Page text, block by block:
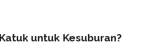
untuk Kesuburan?